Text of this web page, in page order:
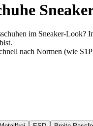
im Sneaker-Look?
nach Normen (wie